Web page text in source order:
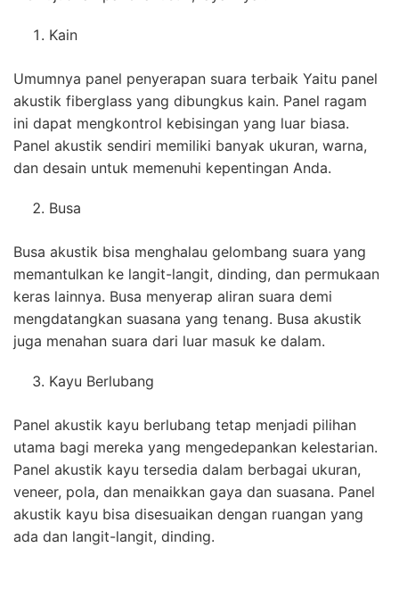
Kain
Umumnya panel penyerapan suara terbaik Yaitu panel
akustik fiberglass yang dibungkus kain. Panel ragam
ini dapat mengkontrol kebisingan yang luar biasa.
Panel akustik sendiri memiliki banyak ukuran, warna,
dan desain untuk memenuhi kepentingan Anda.
Busa
Busa akustik bisa menghalau gelombang suara yang
memantulkan ke langit-langit, dinding, dan permukaan
keras lainnya. Busa menyerap aliran suara demi
mengdatangkan suasana yang tenang. Busa akustik
juga menahan suara dari luar masuk ke dalam.
Kayu Berlubang
Panel akustik kayu berlubang tetap menjadi pilihan
utama bagi mereka yang mengedepankan kelestarian.
Panel akustik kayu tersedia dalam berbagai ukuran,
veneer, pola, dan menaikkan gaya dan suasana. Panel
akustik kayu bisa disesuaikan dengan ruangan yang
ada dan langit-langit, dinding.